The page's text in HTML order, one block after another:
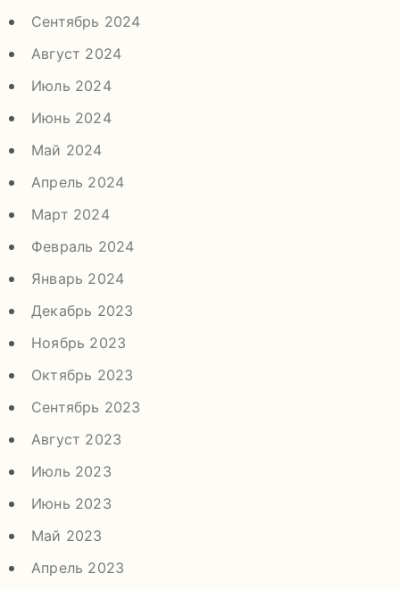
Сентябрь 2024
Август 2024
Июль 2024
Июнь 2024
Май 2024
Апрель 2024
Март 2024
Февраль 2024
Январь 2024
Декабрь 2023
Ноябрь 2023
Октябрь 2023
Сентябрь 2023
Август 2023
Июль 2023
Июнь 2023
Май 2023
Апрель 2023